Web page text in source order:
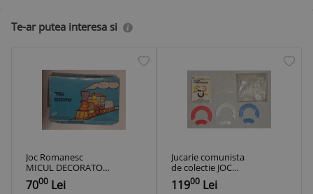
Te-ar putea interesa si
Joc Romanesc
MICUL DECORATOR
1978, incomplet,
stare conform
7000 Lei
Jucarie comunista
de colectie JOC
COMPLET
ROMANESC - Jocul
11900 Lei